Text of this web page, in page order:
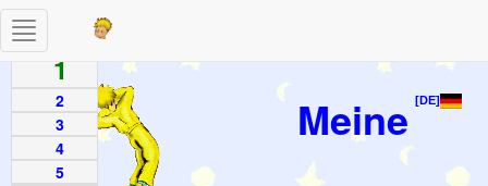
[DE]
Meine
Toggle
navigation
Seiten
1
2
3
4
5